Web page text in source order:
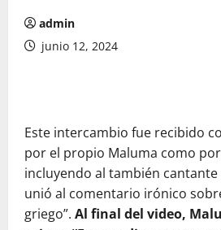
admin
junio 12, 2024
Este intercambio fue recibido
por el propio Maluma como
incluyendo al también cantante
unió al comentario irónico
griego”. Al final del video,